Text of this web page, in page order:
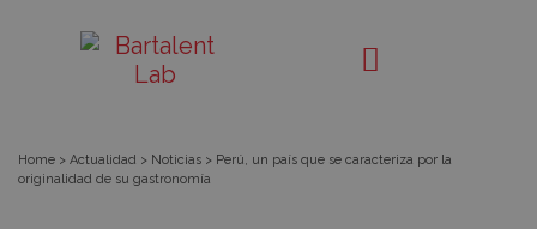
Perú,
país
Bartalent
Lab
Home > Actualidad > Noticias > Perú, un país que se caracteriza por la
originalidad de su gastronomía